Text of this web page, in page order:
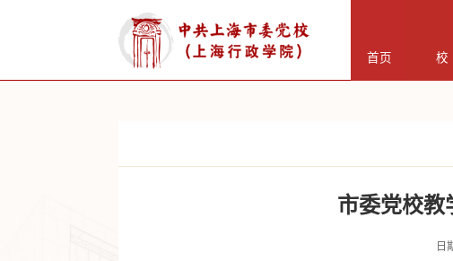
首页 校
市委党校教
日